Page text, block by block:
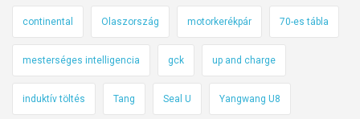
continental Olaszország motorkerékpár 70-es tábla
mesterséges intelligencia gck up and charge
induktív töltés Tang Seal U Yangwang U8